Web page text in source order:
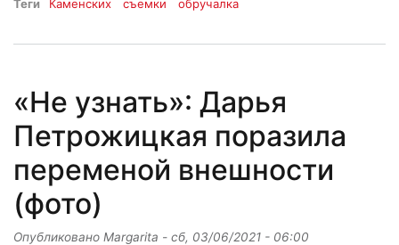
Теги Каменских съемки обручалка
«Не узнать»: Дарья
Петрожицкая поразила
переменой внешности
(фото)
Опубликовано Margarita - сб, 03/06/2021 - 06:00